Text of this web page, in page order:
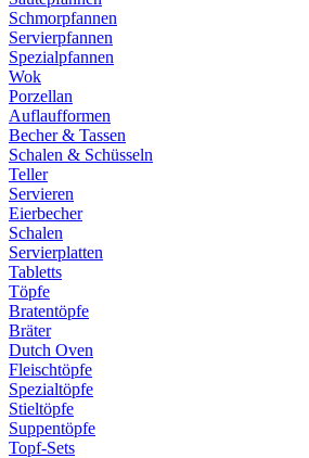
Schmorpfannen
Servierpfannen
Spezialpfannen
Wok
Porzellan
Auflaufformen
Becher & Tassen
Schalen & Schüsseln
Teller
Servieren
Eierbecher
Schalen
Servierplatten
Tabletts
Töpfe
Bratentöpfe
Bräter
Dutch Oven
Fleischtöpfe
Spezialtöpfe
Stieltöpfe
Suppentöpfe
Topf-Sets